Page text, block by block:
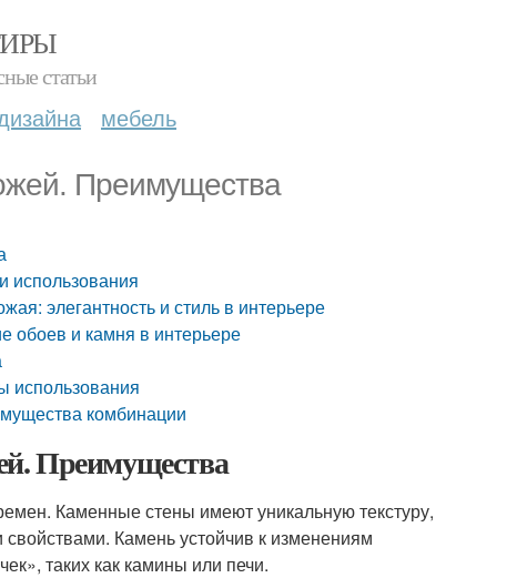
статьи
мебель
Преимущества
использования
элегантность и стиль в интерьере
обоев и камня в интерьере
использования
комбинации
Преимущества
Каменные стены имеют уникальную текстуру,
Камень устойчив к изменениям
таких как камины или печи.